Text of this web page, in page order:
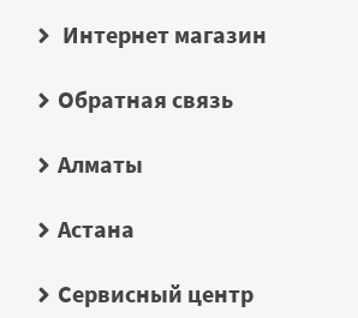
Интернет магазин
Обратная связь
Алматы
Астана
Сервисный центр